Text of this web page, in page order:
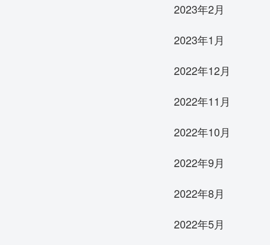
2023年2月
2023年1月
2022年12月
2022年11月
2022年10月
2022年9月
2022年8月
2022年5月